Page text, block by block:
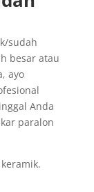
sudah
besar atau
ayo
Anda
paralon